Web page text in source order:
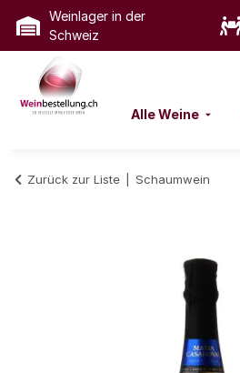
Weinlager in der
Schweiz
Alle Weine
Zurück zur Liste Schaumwein